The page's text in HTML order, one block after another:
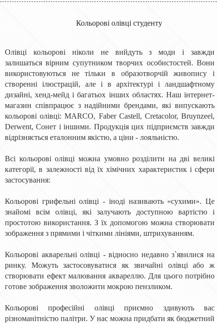
Кольорові олівці студенту
Олівці кольорові ніколи не вийдуть з моди і завжди
залишаться вірним супутником творчих особистостей. Вони
використовуються не тільки в образотворчій живопису і
створенні ілюстрацій, але і в архітектурі і ландшафтному
дизайні, хенд-мейд і багатьох інших областях. Наш інтернет-
магазин співпрацює з надійними брендами, які випускають
кольорові олівці: MARCO, Faber Castell, Cretacolor, Bruynzeel,
Derwent, Сонет і іншими. Продукція цих підприємств завжди
відрізняється еталонним якістю, а ціни - лояльністю.
Всі кольорові олівці можна умовно розділити на дві великі
категорії, в залежності від їх хімічних характеристик і сфери
застосування:
Кольорові грифельні олівці - іноді називають «сухими». Це
знайомі всім олівці, які залучають доступною вартістю і
простотою використання. З їх допомогою можна створювати
зображення з прямими і чіткими лініями, штрихуванням.
Кольорові акварельні олівці - відносно недавно з`явилися на
ринку. Можуть застосовуватися як звичайні олівці або ж
створювати ефект малювання аквареллю. Для цього потрібно
готове зображення зволожити мокрою пензликом.
Кольорові професійні олівці приємно здивують вас
різноманітністю палітри. У нас можна придбати як бюджетний